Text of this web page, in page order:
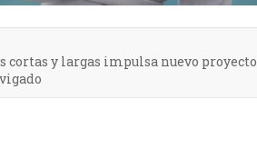
cortas y largas impulsa nuevo proyecto